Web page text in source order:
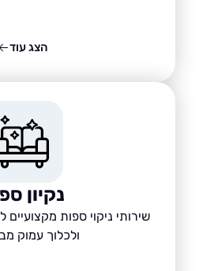
נקיון ספות
שירותי ניקוי ספות מקצועיים להסרת
ולכלוך עמוק מבד ועור.